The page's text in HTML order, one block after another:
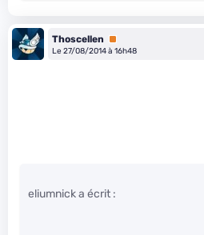
Thoscellen
Premium
Le 27/08/2014 à 16h48
eliumnick a écrit :